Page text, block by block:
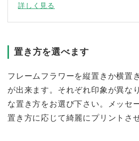
詳しく見る
置き方を選べます
フレームフラワーを縦置きか横置
が出来ます。それぞれ印象が異な
な置き方をお選び下さい。メッセ
置き方に応じて綺麗にプリントさ